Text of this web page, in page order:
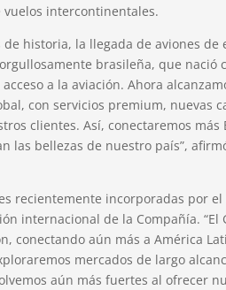
intercontinentales.
de historia, la llegada de aviones
brasileña, que nació
a la aviación. Ahora
con servicios premium, nuevas
clientes. Así, conectaremos
bellezas de nuestro país”,
recientemente incorporadas por
internacional de la Compañía. “El
conectando aún más a América
mercados de largo
aún más fuertes al ofrecer